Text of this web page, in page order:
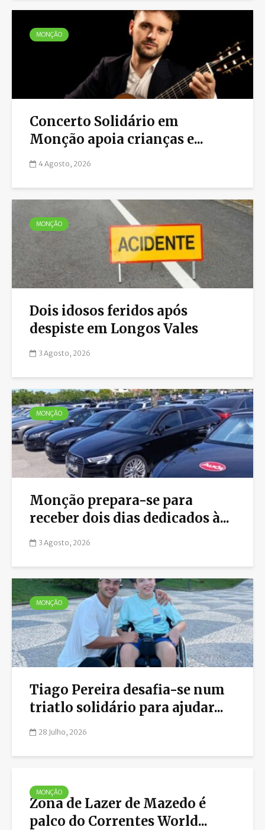
MONÇÃO
Concerto Solidário em
Monção apoia crianças e...
4 Agosto, 2026
MONÇÃO
Dois idosos feridos após
despiste em Longos Vales
3 Agosto, 2026
MONÇÃO
Monção prepara-se para
receber dois dias dedicados à...
3 Agosto, 2026
MONÇÃO
Tiago Pereira desafia-se num
triatlo solidário para ajudar...
28 Julho, 2026
MONÇÃO
Zona de Lazer de Mazedo é
palco do Correntes World...